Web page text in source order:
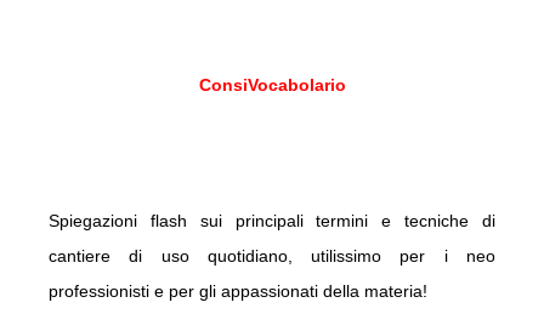
ConsiVocabolario
Spiegazioni flash sui principali termini e tecniche di
cantiere di uso quotidiano, utilissimo per i neo
professionisti e per gli appassionati della materia!